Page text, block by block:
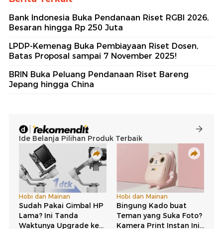
Bank Indonesia Buka Pendanaan Riset RGBI 2026,
Besaran hingga Rp 250 Juta
LPDP-Kemenag Buka Pembiayaan Riset Dosen,
Batas Proposal sampai 7 November 2025!
BRIN Buka Peluang Pendanaan Riset Bareng
Jepang hingga China